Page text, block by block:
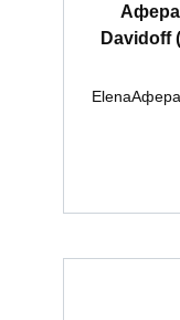
Афера
Davidoff